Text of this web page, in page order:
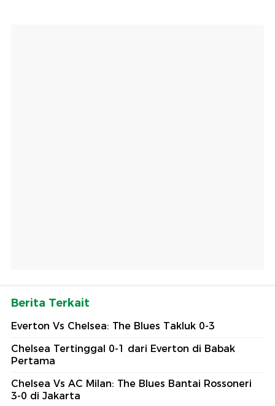
Berita Terkait
Everton Vs Chelsea: The Blues Takluk 0-3
Chelsea Tertinggal 0-1 dari Everton di Babak
Pertama
Chelsea Vs AC Milan: The Blues Bantai Rossoneri
3-0 di Jakarta